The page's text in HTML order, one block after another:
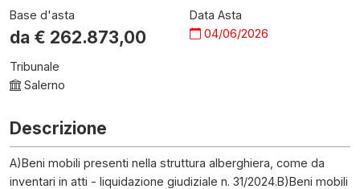
Base d'asta
da € 262.873,00
Data Asta
04/06/2026
Tribunale
Salerno
Descrizione
A)Beni mobili presenti nella struttura alberghiera, come da
inventari in atti - liquidazione giudiziale n. 31/2024.B)Beni mobili